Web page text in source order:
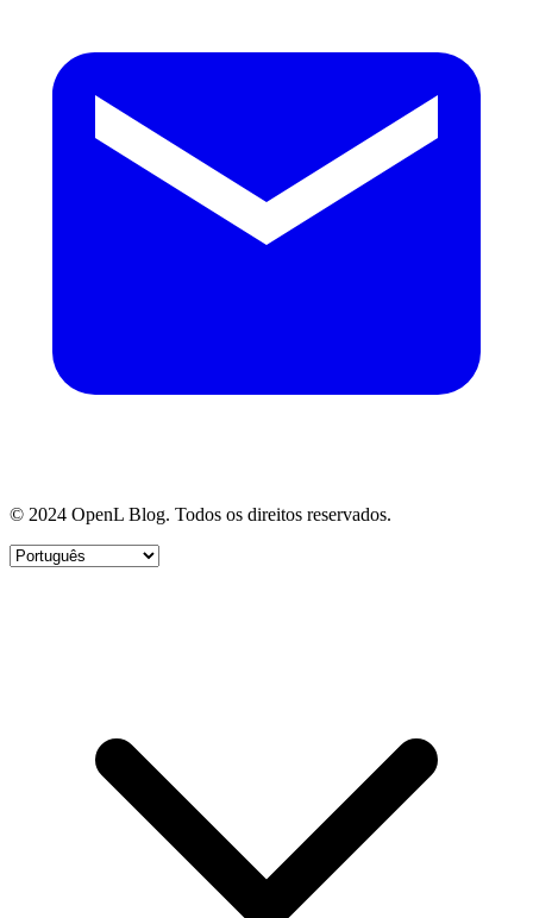
© 2024 OpenL Blog. Todos os direitos reservados.